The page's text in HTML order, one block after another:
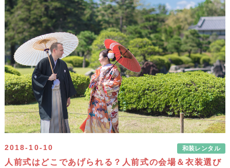
2018-10-10 和装レンタル
人前式はどこであげられる？人前式の会場＆衣装選び